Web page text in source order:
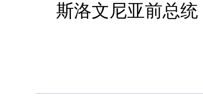
斯洛文尼亚前总